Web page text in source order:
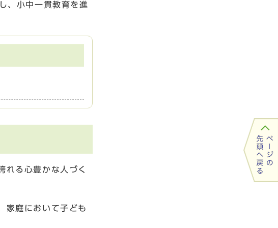
、小中一貫教育を進
れる心豊かな人づく
家庭において子ども